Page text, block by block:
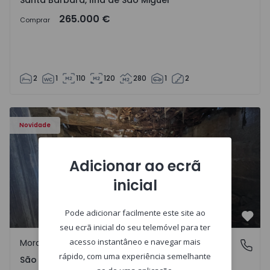
Comprar 265.000 €
2 1 110 120 280 1 2
Novidade
Moradia Vila Real, São Tomé do Castelo e Justes -
São Tomé do Castelo e Justes, Vila Real
Moradia Rústica
São Tomé do Castelo e Justes, Vila Real
Adicionar ao ecrã
inicial
Pode adicionar facilmente este site ao
seu ecrã inicial do seu telemóvel para ter
acesso instantâneo e navegar mais
rápido, com uma experiência semelhante